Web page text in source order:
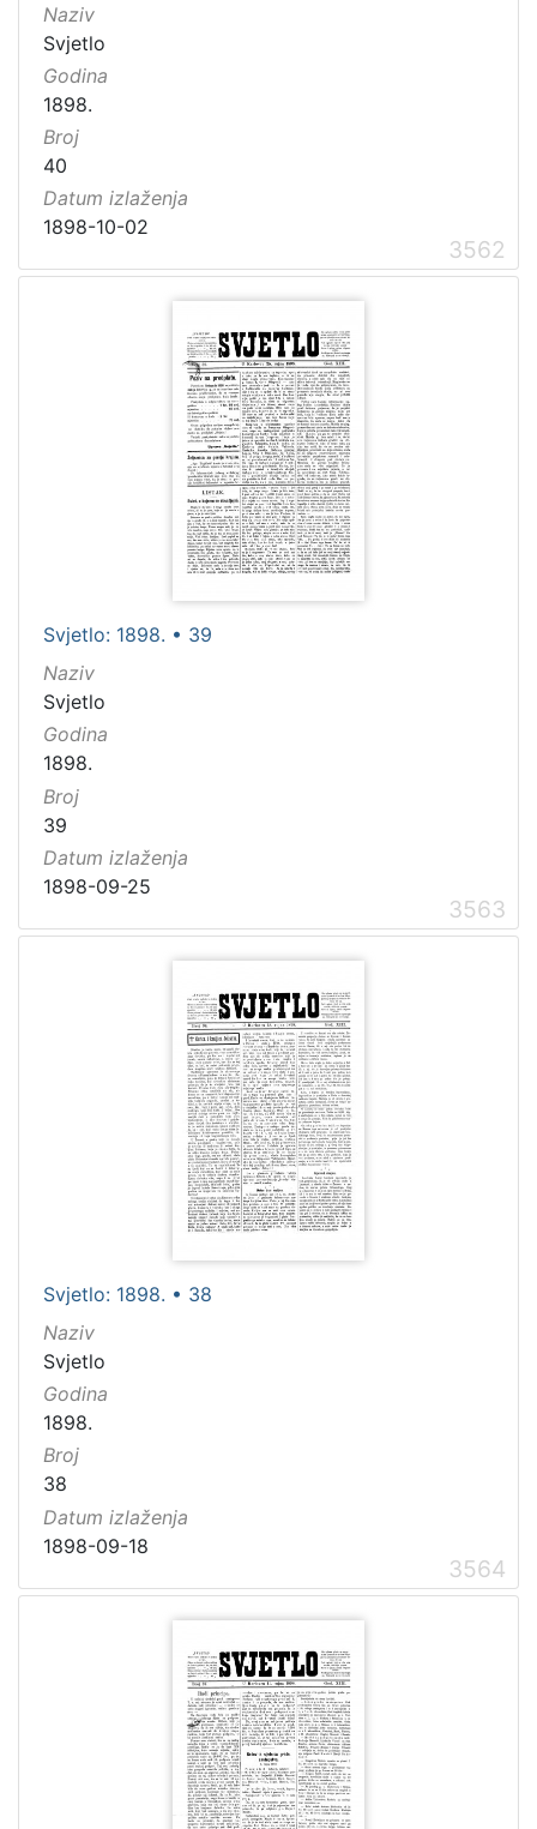
Naziv
Svjetlo
Godina
1898.
Broj
40
Datum izlaženja
1898-10-02
3562
Svjetlo: 1898. • 39
Naziv
Svjetlo
Godina
1898.
Broj
39
Datum izlaženja
1898-09-25
3563
Svjetlo: 1898. • 38
Naziv
Svjetlo
Godina
1898.
Broj
38
Datum izlaženja
1898-09-18
3564